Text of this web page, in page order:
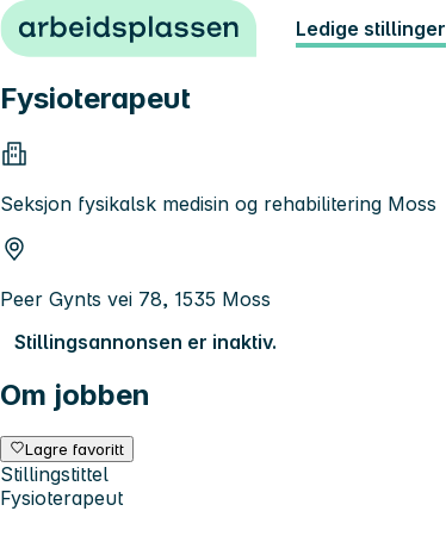
Hopp til innhold Ledige stillinger
Fysioterapeut
Seksjon fysikalsk medisin og rehabilitering Moss
Peer Gynts vei 78, 1535 Moss
Stillingsannonsen er inaktiv.
Om jobben
Lagre favoritt
Stillingstittel
Fysioterapeut